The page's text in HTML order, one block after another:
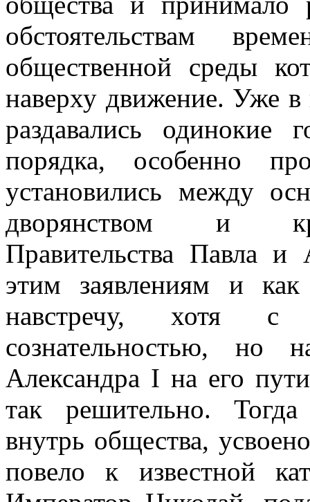
обстоятельствам
общественной среды
наверху движение. Уже в
раздавались одинокие
порядка, особенно
установились между
дворянством и
Правительства Павла
этим заявлениям и
навстречу, хотя с
сознательностью, но
Александра I на его
так решительно.
внутрь общества,
повело к известной